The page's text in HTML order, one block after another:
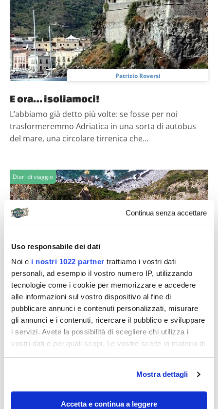
Continua senza accettare
Uso responsabile dei dati
Noi e i nostri 1022 partner trattiamo i vostri dati
personali, ad esempio il vostro numero IP, utilizzando
tecnologie come i cookie per memorizzare e accedere
alle informazioni sul vostro dispositivo al fine di
pubblicare annunci e contenuti personalizzati, misurare
gli annunci e i contenuti, ricercare il pubblico e sviluppare
i servizi. Avete la possibilità di scegliere chi utilizza i
vostri dati e per quali scopi. Le vostre scelte in materia di
modificare o revocare il proprio consenso in qualsiasi
momento dalla Dichiarazione sui cookie o facendo clic
sull'icona di attivazione della privacy.
Mostra dettagli
Accetta e continua a leggere
Patrizio Roversi
E ora… isoliamoci!
L’abbiamo già detto più volte: se fosse per noi
trasformeremmo Adriatica in una sorta di autobus
del mare, una circolare tirrenica che...
Diari di viaggio
cappellaccio
Natura incontaminata cercasi
In viaggio Oggi è il 24 luglio 2010. Mi trovo, assieme a
mio figlio, sul pullman di Imperatore Travel che mi
condurrà a Ischia. A un...